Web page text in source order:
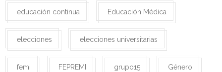
educación continua Educación Médica
elecciones elecciones universitarias
femi FEPREMI grupo15 Género